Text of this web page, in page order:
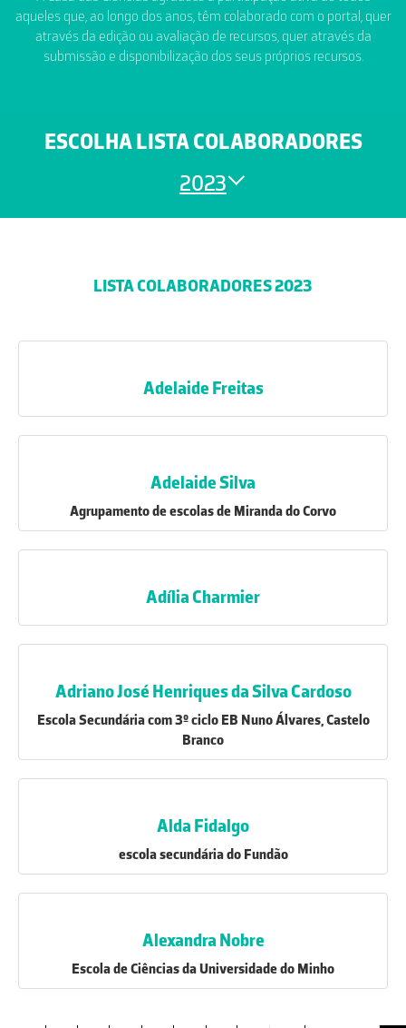
aqueles que, ao longo dos anos, têm colaborado com o portal, quer
através da edição ou avaliação de recursos, quer através da
submissão e disponibilização dos seus próprios recursos.
ESCOLHA LISTA COLABORADORES
2023
LISTA COLABORADORES 2023
Adelaide Freitas
Adelaide Silva
Agrupamento de escolas de Miranda do Corvo
Adília Charmier
Adriano José Henriques da Silva Cardoso
Escola Secundária com 3º ciclo EB Nuno Álvares, Castelo
Branco
Alda Fidalgo
escola secundária do Fundão
Alexandra Nobre
Escola de Ciências da Universidade do Minho